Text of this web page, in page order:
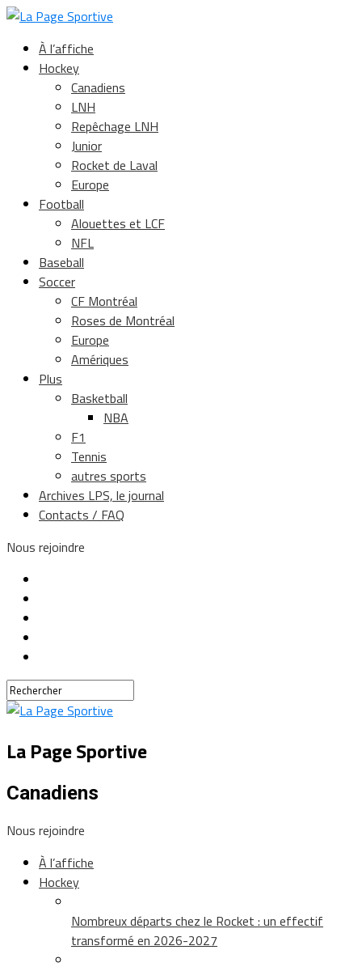
À l’affiche
Hockey
Canadiens
LNH
Repêchage LNH
Junior
Rocket de Laval
Europe
Football
Alouettes et LCF
NFL
Baseball
Soccer
CF Montréal
Roses de Montréal
Europe
Amériques
Plus
Basketball
NBA
F1
Tennis
autres sports
Archives LPS, le journal
Contacts / FAQ
Nous rejoindre
La Page Sportive
Canadiens
Nous rejoindre
À l’affiche
Hockey
Nombreux départs chez le Rocket : un effectif
transformé en 2026-2027